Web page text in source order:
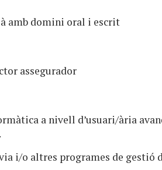
amb domini oral i escrit
assegurador
a nivell d’usuari/ària
i/o altres programes de gestió